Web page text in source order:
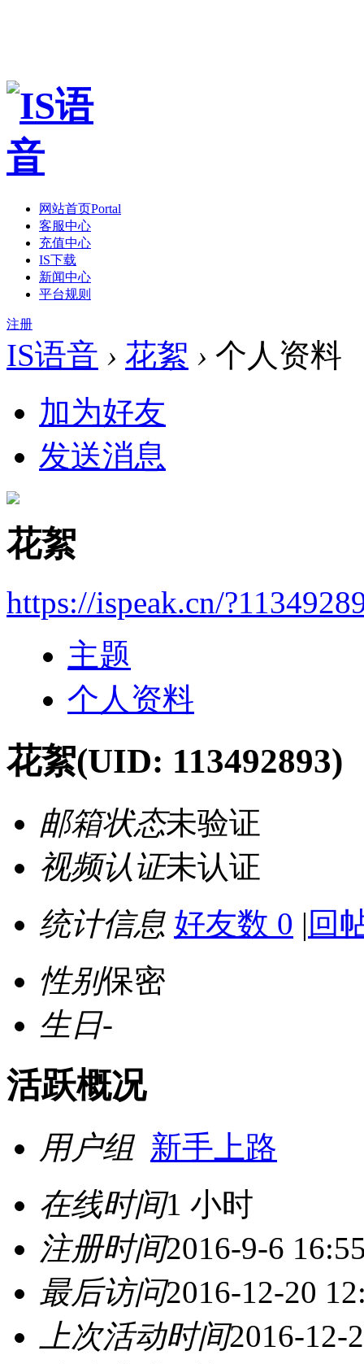
网站首页Portal
客服中心
充值中心
IS下载
新闻中心
平台规则
注册
IS语音 › 花絮 › 个人资料
加为好友
发送消息
花絮
https://ispeak.cn/
主题
个人资料
花絮(UID: 113492893)
邮箱状态未验证
视频认证未认证
统计信息 好友数 0 | 回
性别保密
生日-
活跃概况
用户组 新手上路
在线时间1 小时
注册时间2016-9-6
最后访问2016-12-20
上次活动时间2016-12-